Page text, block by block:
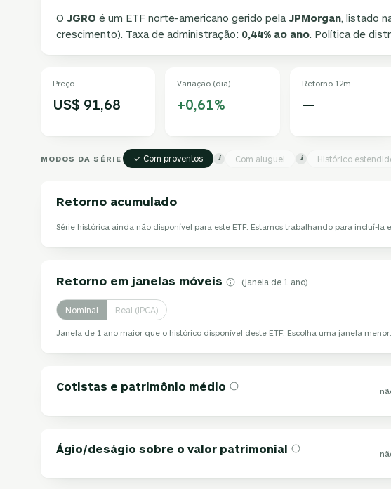
O JGRO é um ETF norte-americano gerido pela JPMorgan, listado
crescimento). Taxa de administração: 0,44% ao ano. Política de
Preço
US$ 91,68
Variação (dia)
+0,61%
Retorno 12m
—
MODOS DA SÉRIE ✓ Com proventos i Com aluguel i Histórico
Retorno acumulado
Série histórica ainda não disponível para este ETF. Estamos trabalhando para incluí-la
Retorno em janelas móveis (janela de 1 ano)
Nominal Real (IPCA)
Janela de 1 ano maior que o histórico disponível deste ETF. Escolha uma janela menor.
Cotistas e patrimônio médio
Ágio/deságio sobre o valor patrimonial